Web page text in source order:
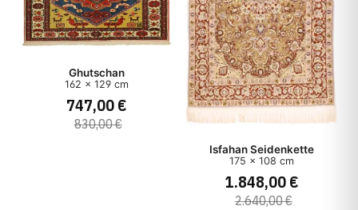
Ghutschan
162 x 129 cm
747,00 €
830,00 €
Isfahan Seidenkette
175 x 108 cm
1.848,00 €
2.640,00 €